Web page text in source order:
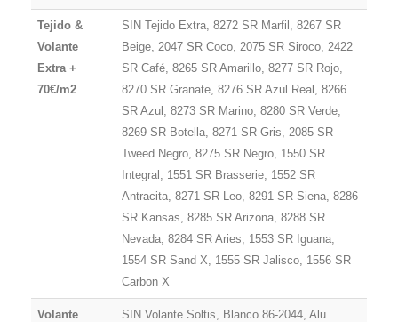
Tejido &
Volante
Extra +
70€/m2
SIN Tejido Extra, 8272 SR Marfil, 8267 SR
Beige, 2047 SR Coco, 2075 SR Siroco, 2422
SR Café, 8265 SR Amarillo, 8277 SR Rojo,
8270 SR Granate, 8276 SR Azul Real, 8266
SR Azul, 8273 SR Marino, 8280 SR Verde,
8269 SR Botella, 8271 SR Gris, 2085 SR
Tweed Negro, 8275 SR Negro, 1550 SR
Integral, 1551 SR Brasserie, 1552 SR
Antracita, 8271 SR Leo, 8291 SR Siena, 8286
SR Kansas, 8285 SR Arizona, 8288 SR
Nevada, 8284 SR Aries, 1553 SR Iguana,
1554 SR Sand X, 1555 SR Jalisco, 1556 SR
Carbon X
Volante
SIN Volante Soltis, Blanco 86-2044, Alu